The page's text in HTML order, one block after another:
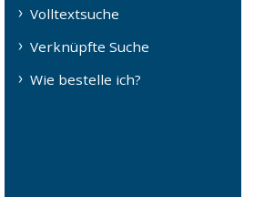
Volltextsuche
Verknüpfte Suche
Wie bestelle ich?